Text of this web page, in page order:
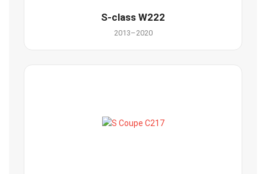
S-class W222
2013–2020